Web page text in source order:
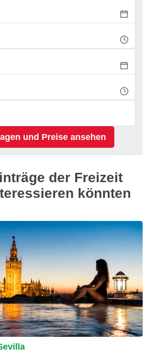
der Freizeit
könnten